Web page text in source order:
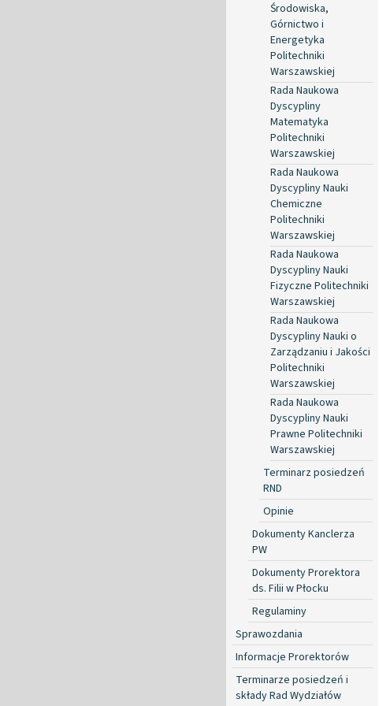
Środowiska,
Górnictwo i
Energetyka
Politechniki
Warszawskiej
Rada Naukowa
Dyscypliny
Matematyka
Politechniki
Warszawskiej
Rada Naukowa
Dyscypliny Nauki
Chemiczne
Politechniki
Warszawskiej
Rada Naukowa
Dyscypliny Nauki
Fizyczne Politechniki
Warszawskiej
Rada Naukowa
Dyscypliny Nauki o
Zarządzaniu i Jakości
Politechniki
Warszawskiej
Rada Naukowa
Dyscypliny Nauki
Prawne Politechniki
Warszawskiej
Terminarz posiedzeń
RND
Opinie
Dokumenty Kanclerza
PW
Dokumenty Prorektora
ds. Filii w Płocku
Regulaminy
Sprawozdania
Informacje Prorektorów
Terminarze posiedzeń i
składy Rad Wydziałów